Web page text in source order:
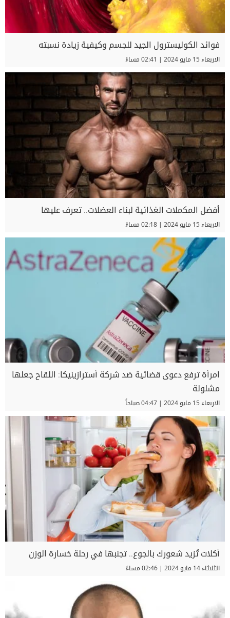
فوائد الكوليسترول الجيد للجسم وكيفية زيادة نسبته
الاربعاء 15 مايو 2024 | 02:41 مساءً
أفضل المكملات الغذائية لبناء العضلات.. تعرف عليها
الاربعاء 15 مايو 2024 | 02:18 مساءً
امرأة ترفع دعوى قضائية ضد شركة أسترازينيكا: اللقاح جعلها
مشلولة
الاربعاء 15 مايو 2024 | 04:47 صباحاً
أكلات تُزيد شعورك بالجوع.. تجنبها في رحلة خسارة الوزن
الثلاثاء 14 مايو 2024 | 02:46 مساءً